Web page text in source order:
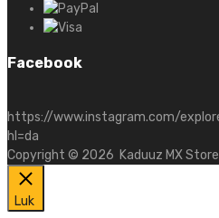
Facebook
https://www.instagram.com/
hl=da
Copyright © 2026 Kaduuz MX Store
Luk